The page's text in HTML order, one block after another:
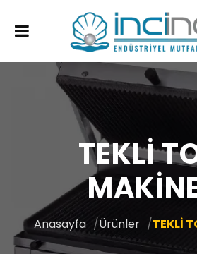
TEKLİ
Anasayfa Ürünler TEKLİ